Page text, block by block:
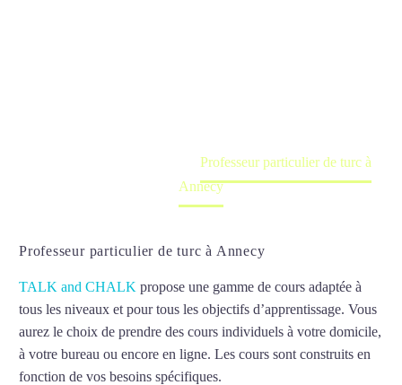
Professeur particulier de turc à
Annecy
Professeur particulier de turc à Annecy
TALK and CHALK propose une gamme de cours adaptée à
tous les niveaux et pour tous les objectifs d’apprentissage. Vous
aurez le choix de prendre des cours individuels à votre domicile,
à votre bureau ou encore en ligne. Les cours sont construits en
fonction de vos besoins spécifiques.